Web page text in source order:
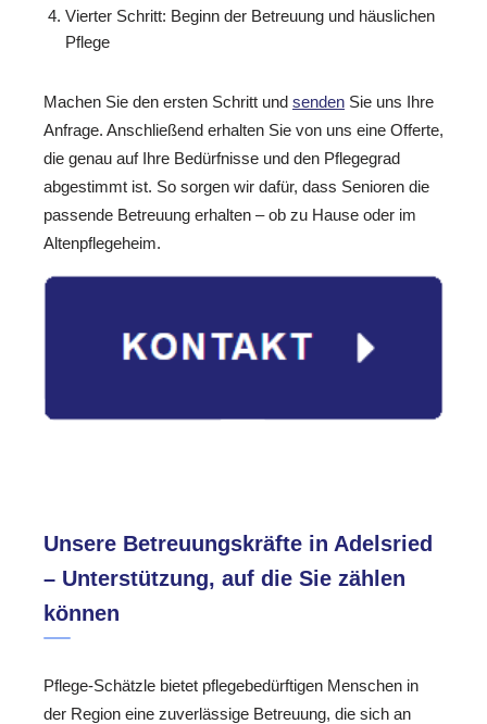
Vierter Schritt: Beginn der Betreuung und häuslichen
Pflege
Machen Sie den ersten Schritt und senden Sie uns Ihre
Anfrage. Anschließend erhalten Sie von uns eine Offerte,
die genau auf Ihre Bedürfnisse und den Pflegegrad
abgestimmt ist. So sorgen wir dafür, dass Senioren die
passende Betreuung erhalten – ob zu Hause oder im
Altenpflegeheim.
Unsere Betreuungskräfte in Adelsried
– Unterstützung, auf die Sie zählen
können
Pflege-Schätzle bietet pflegebedürftigen Menschen in
der Region eine zuverlässige Betreuung, die sich an